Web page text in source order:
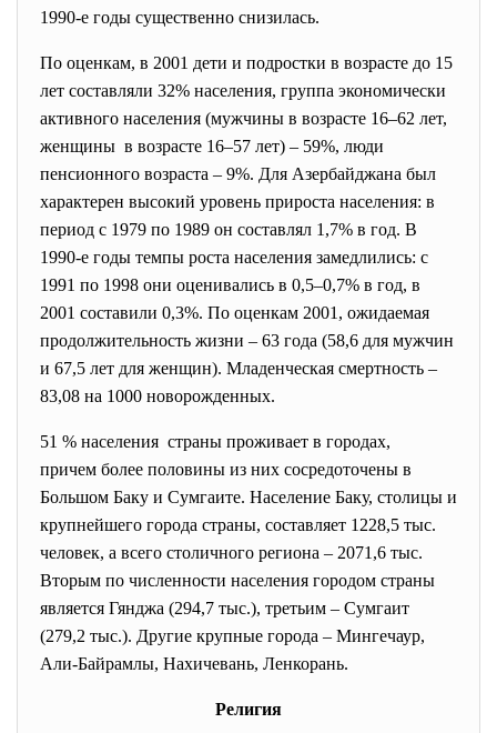
1990-е годы существенно снизилась.
По оценкам, в 2001 дети и подростки в возрасте до 15
лет составляли 32% населения, группа экономически
активного населения (мужчины в возрасте 16–62 лет,
женщины в возрасте 16–57 лет) – 59%, люди
пенсионного возраста – 9%. Для Азербайджана был
характерен высокий уровень прироста населения: в
период с 1979 по 1989 он составлял 1,7% в год. В
1990-е годы темпы роста населения замедлились: с
1991 по 1998 они оценивались в 0,5–0,7% в год, в
2001 составили 0,3%. По оценкам 2001, ожидаемая
продолжительность жизни – 63 года (58,6 для мужчин
и 67,5 лет для женщин). Младенческая смертность –
83,08 на 1000 новорожденных.
51 % населения страны проживает в городах,
причем более половины из них сосредоточены в
Большом Баку и Сумгаите. Население Баку, столицы и
крупнейшего города страны, составляет 1228,5 тыс.
человек, а всего столичного региона – 2071,6 тыс.
Вторым по численности населения городом страны
является Гянджа (294,7 тыс.), третьим – Сумгаит
(279,2 тыс.). Другие крупные города – Мингечаур,
Али-Байрамлы, Нахичевань, Ленкорань.
Религия